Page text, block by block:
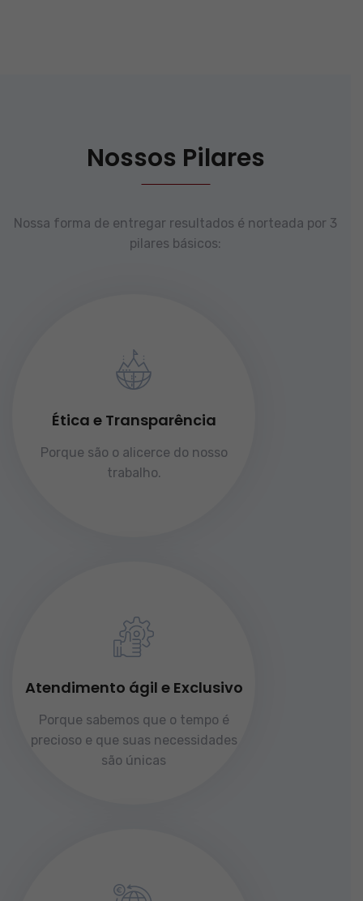
Nossos Pilares
Nossa forma de entregar resultados é norteada por 3
pilares básicos:
Ética e Transparência
Porque são o alicerce do nosso
trabalho.
Atendimento ágil e Exclusivo
Porque sabemos que o tempo é
precioso e que suas necessidades
são únicas